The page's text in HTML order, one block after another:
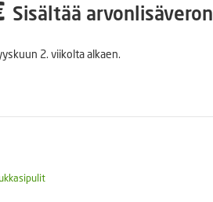
Nykyinen
hinta
0,59 €.
Sisältää arvonlisäveron
2. viikolta alkaen.